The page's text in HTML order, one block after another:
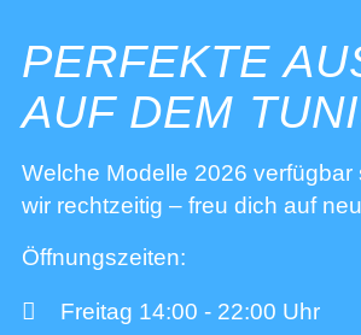
PERFEKTE
AUF DEM
Welche Modelle 2026 verfügbar
wir rechtzeitig – freu dich auf
Öffnungszeiten:
Freitag 14:00 - 22:00 Uhr